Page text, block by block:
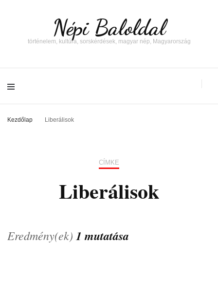
Népi Baloldal
történelem, kultúra, sorskérdések, magyar nép, Magyarország
Kezdőlap Liberálisok
CÍMKE
Liberálisok
Eredmény(ek) 1 mutatása